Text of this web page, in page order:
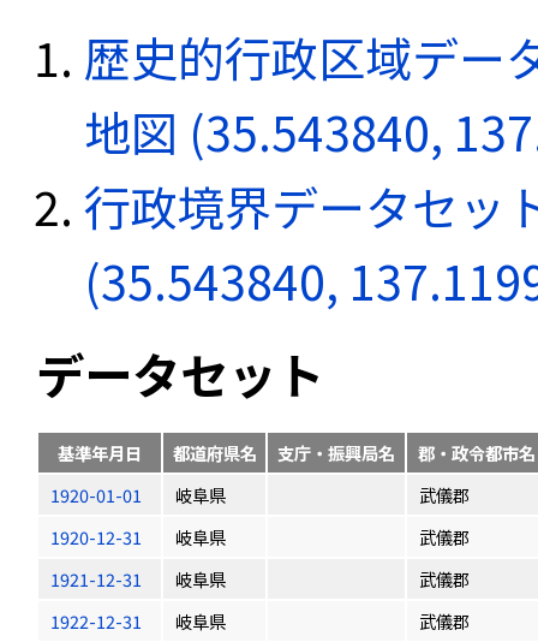
歴史的行政区域デー
地図 (35.543840,
行政境界データセッ
(35.543840,
データセット
基準年月日 都道府県名 支庁・振興局名
郡・政令都市名
1920-01-01
岐阜県
武儀郡
1920-12-31
岐阜県
武儀郡
1921-12-31
岐阜県
武儀郡
1922-12-31
岐阜県
武儀郡